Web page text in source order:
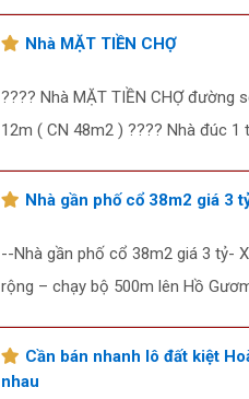
Nhà MẶT TIỀN CHỢ
???? Nhà MẶT TIỀN CHỢ đường
12m ( CN 48m2 ) ???? Nhà đúc 1
Nhà gần phố cổ 38m2 giá 3
--Nhà gần phố cổ 38m2 giá 3 tỷ-
rộng – chạy bộ 500m lên Hồ
Cần bán nhanh lô đất kiệt
nhau